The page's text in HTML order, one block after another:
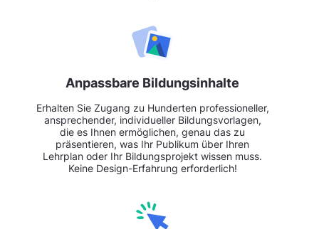
Anpassbare Bildungsinhalte
Erhalten Sie Zugang zu Hunderten professioneller,
ansprechender, individueller Bildungsvorlagen,
die es Ihnen ermöglichen, genau das zu
präsentieren, was Ihr Publikum über Ihren
Lehrplan oder Ihr Bildungsprojekt wissen muss.
Keine Design-Erfahrung erforderlich!